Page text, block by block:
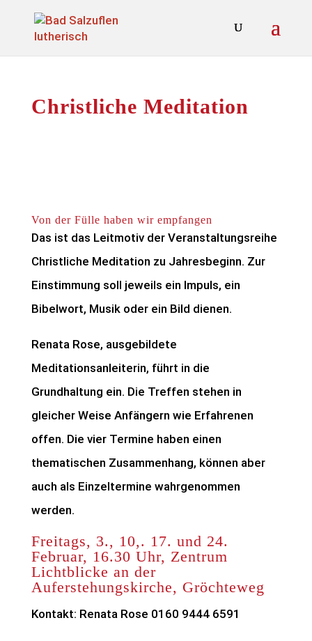
Christliche Meditation
Von der Fülle haben wir empfangen
Das ist das Leitmotiv der Veranstaltungsreihe
Christliche Meditation zu Jahresbeginn. Zur
Einstimmung soll jeweils ein Impuls, ein
Bibelwort, Musik oder ein Bild dienen.
Renata Rose, ausgebildete
Meditationsanleiterin, führt in die
Grundhaltung ein. Die Treffen stehen in
gleicher Weise Anfängern wie Erfahrenen
offen. Die vier Termine haben einen
thematischen Zusammenhang, können aber
auch als Einzeltermine wahrgenommen
werden.
Freitags, 3., 10,. 17. und 24.
Februar, 16.30 Uhr, Zentrum
Lichtblicke an der
Auferstehungskirche, Gröchteweg
Kontakt: Renata Rose 0160 9444 6591